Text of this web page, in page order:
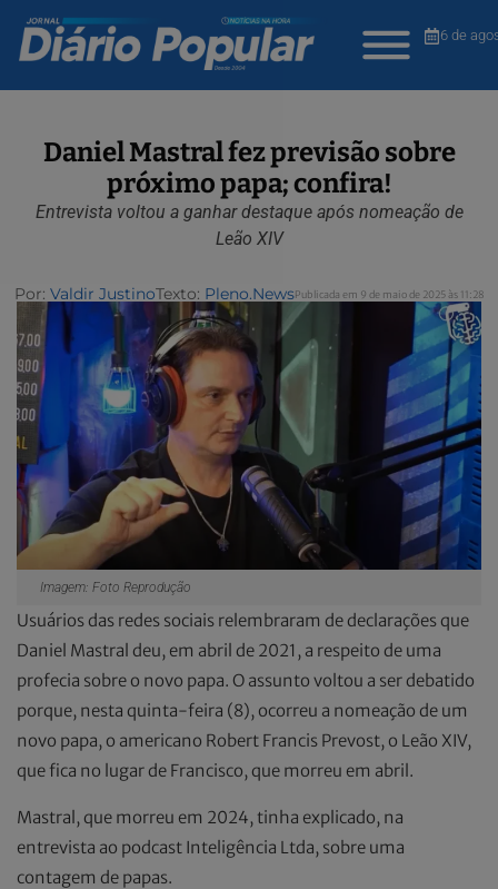
6 de
Daniel Mastral fez previsão sobre
próximo papa; confira!
Entrevista voltou a ganhar destaque após nomeação de
Leão XIV
Por: Valdir JustinoTexto: Pleno.NewsPublicada em 9 de maio de 2025 às 11:28
Imagem: Foto Reprodução
Usuários das redes sociais relembraram de declarações que
Daniel Mastral deu, em abril de 2021, a respeito de uma
profecia sobre o novo papa. O assunto voltou a ser debatido
porque, nesta quinta-feira (8), ocorreu a nomeação de um
novo papa, o americano Robert Francis Prevost, o Leão XIV,
que fica no lugar de Francisco, que morreu em abril.
Mastral, que morreu em 2024, tinha explicado, na
entrevista ao podcast Inteligência Ltda, sobre uma
contagem de papas.